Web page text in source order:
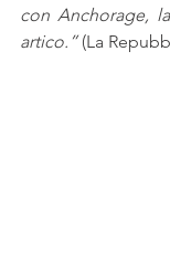
con Anchorage,
artico.” (La